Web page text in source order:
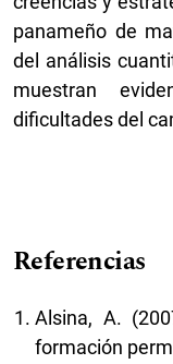
panameño de
del análisis
muestran
dificultades del
Referencias
Alsina, A.
formación